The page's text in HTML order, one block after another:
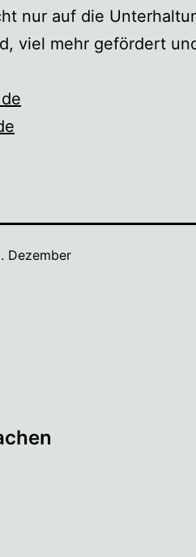
nur auf die
viel mehr gefördert
Dezember